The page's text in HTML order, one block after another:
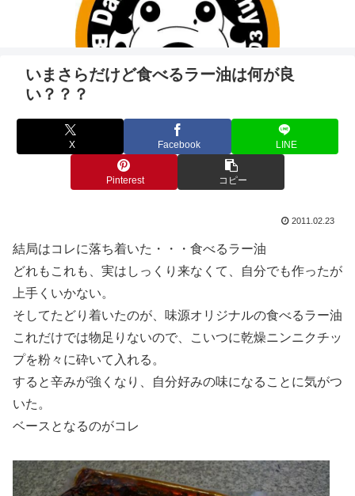
いまさらだけど食べるラー油は何が良
い？？？
X Facebook LINE
Pinterest コピー
2011.02.23
結局はコレに落ち着いた・・・食べるラー油
どれもこれも、実はしっくり来なくて、自分でも作ったが
上手くいかない。
そしてたどり着いたのが、味源オリジナルの食べるラー油
これだけでは物足りないので、こいつに乾燥ニンニクチッ
プを粉々に砕いて入れる。
すると辛みが強くなり、自分好みの味になることに気がつ
いた。
ベースとなるのがコレ